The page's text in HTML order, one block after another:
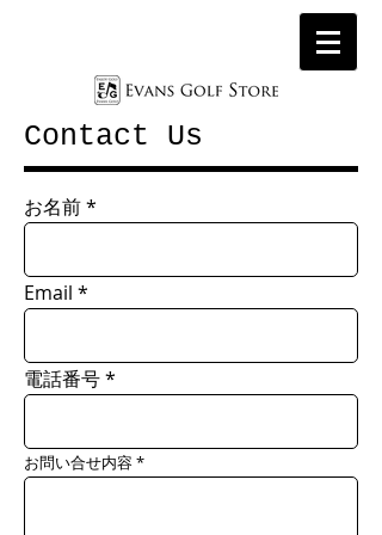
Contact Us
お名前
Email
電話番号
お問い合せ内容